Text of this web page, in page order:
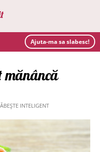
Ajuta-ma sa slabesc!
mănâncă
INTELIGENT